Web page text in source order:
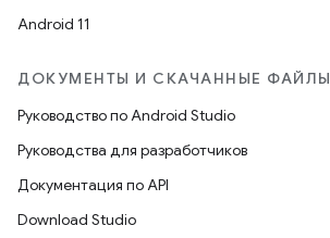
Android 11
ДОКУМЕНТЫ И СКАЧАННЫЕ ФАЙЛЫ
Руководство по Android Studio
Руководства для разработчиков
Документация по API
Download Studio